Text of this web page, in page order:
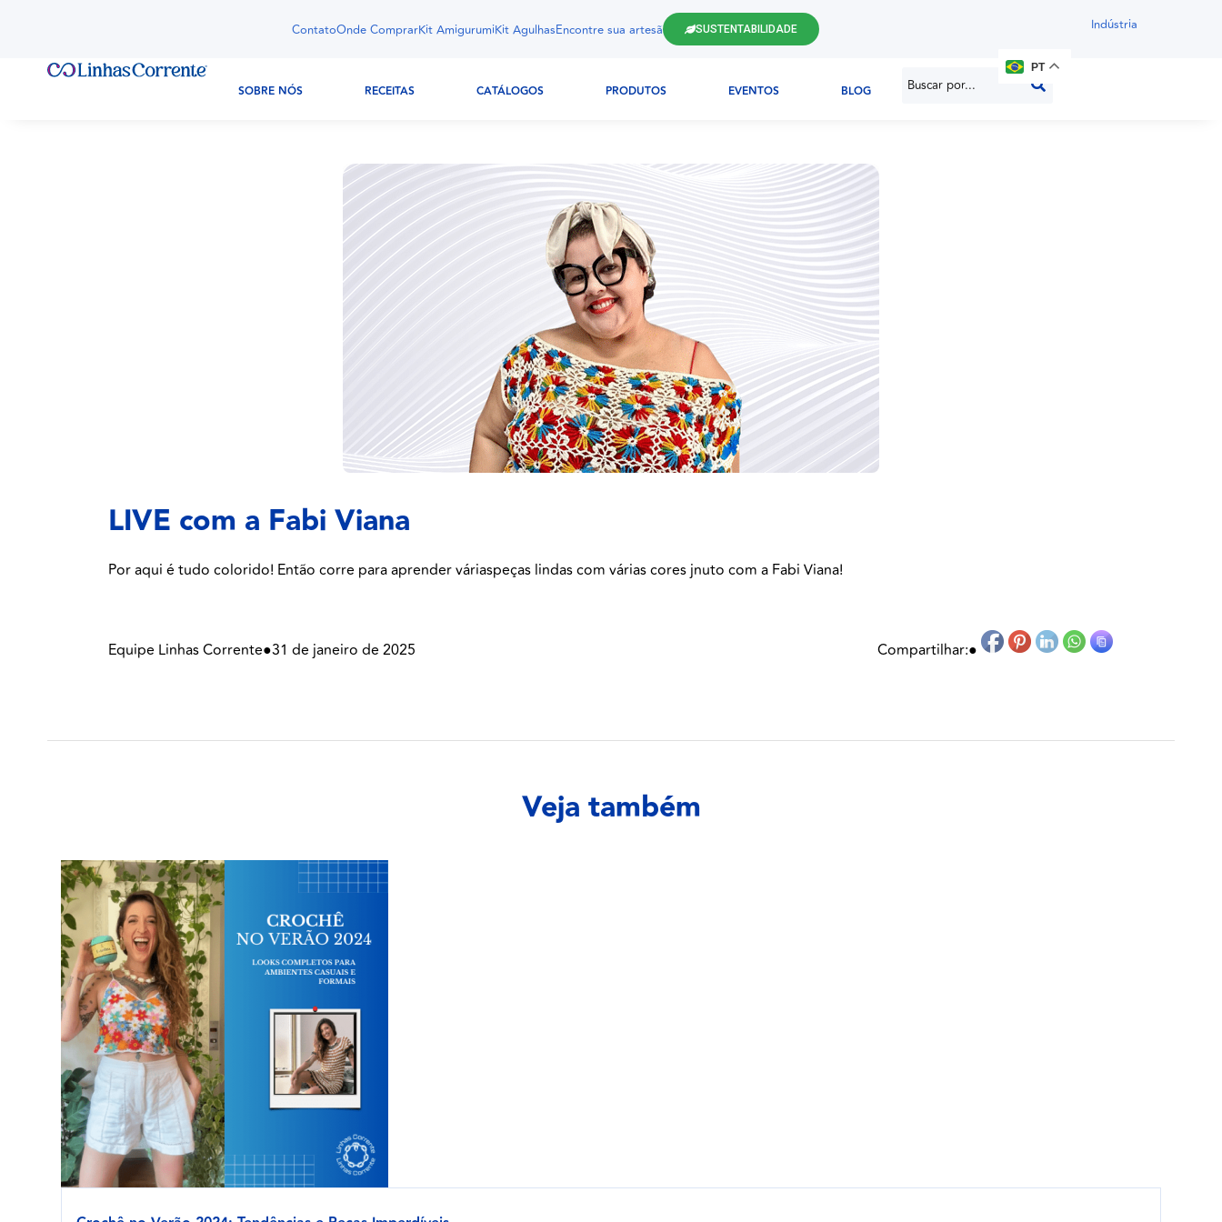
ContatoOnde ComprarKit AmigurumiKit AgulhasEncontre sua artesã SUSTENTABILIDADE Indústria
SOBRE NÓS RECEITAS CATÁLOGOS PRODUTOS EVENTOS BLOG
PT
LIVE com a Fabi Viana
Por aqui é tudo colorido! Então corre para aprender váriaspeças lindas com várias cores jnuto com a Fabi Viana!
Equipe Linhas Corrente●31 de janeiro de 2025 Compartilhar:●
Veja também